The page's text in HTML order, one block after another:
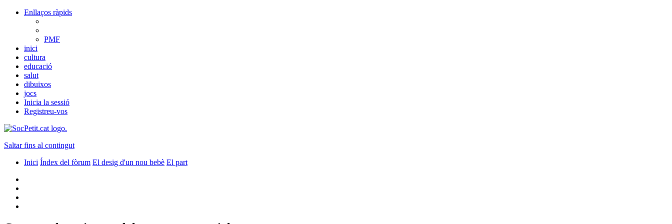
Enllaços ràpids
PMF
inici
cultura
educació
salut
dibuixos
jocs
Inicia la sessió
Registreu-vos
Saltar fins al contingut
Inici Índex del fòrum El desig d'un nou bebè El part